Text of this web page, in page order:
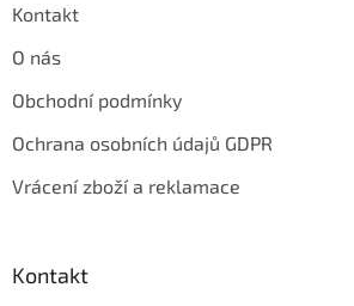
Kontakt
O nás
Obchodní podmínky
Ochrana osobních údajů GDPR
Vrácení zboží a reklamace
Kontakt